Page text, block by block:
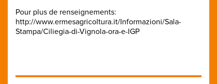
Pour plus de renseignements:
http://www.ermesagricoltura.it/Informazioni/Sala-
Stampa/Ciliegia-di-Vignola-ora-e-IGP